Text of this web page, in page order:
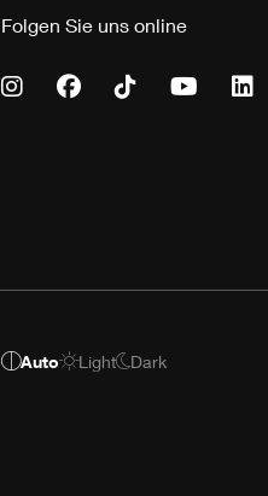
Folgen Sie uns online
Auto Light Dark